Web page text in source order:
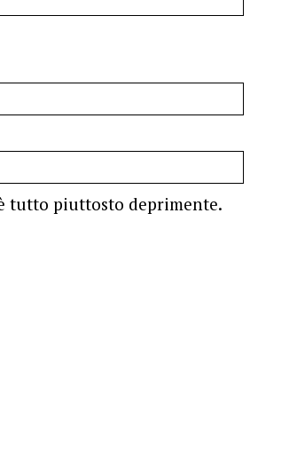
tutto piuttosto deprimente.